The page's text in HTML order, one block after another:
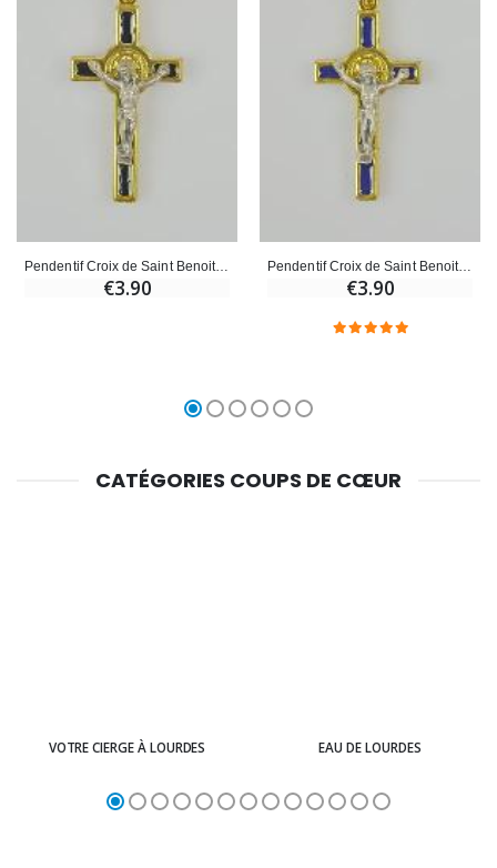
Pendentif Croix de Saint Benoit Dorée - Noir - 4cm
€3.90
Pendentif Croix de Saint Benoit Dorée - Bleu - 4cm
€3.90
CATÉGORIES COUPS DE CŒUR
VOTRE CIERGE À LOURDES EAU DE LOURDES